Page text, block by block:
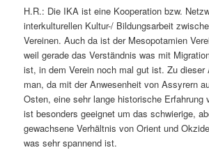
H.R.: Die IKA ist eine Kooperation bzw.
interkulturellen Kultur-/ Bildungsarbeit
Vereinen. Auch da ist der Mesopotamien
weil gerade das Verständnis was mit
ist, in dem Verein noch mal gut ist. Zu
man, da mit der Anwesenheit von Assyrern
Osten, eine sehr lange historische Erfahrung
ist besonders geeignet um das schwierige,
gewachsene Verhältnis von Orient und
was sehr spannend ist.